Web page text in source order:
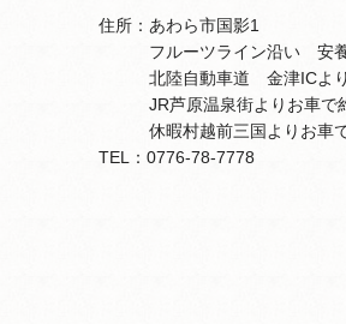
住所：あわら市国影1
フルーツライン沿い 安養
北陸自動車道 金津ICより
JR芦原温泉街よりお車で
休暇村越前三国よりお車
TEL：0776-78-7778